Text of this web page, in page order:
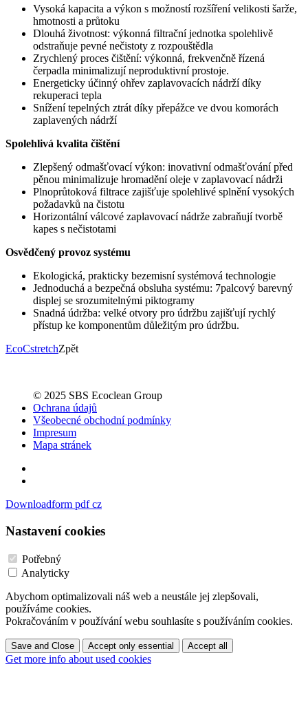
Vysoká kapacita a výkon s možností rozšíření velikosti šarže,
hmotnosti a průtoku
Dlouhá životnost: výkonná filtrační jednotka spolehlivě
odstraňuje pevné nečistoty z rozpouštědla
Zrychlený proces čištění: výkonná, frekvenčně řízená
čerpadla minimalizují neproduktivní prostoje.
Energeticky účinný ohřev zaplavovacích nádrží díky
rekuperaci tepla
Snížení tepelných ztrát díky přepážce ve dvou komorách
zaplavených nádrží
Spolehlivá kvalita čištění
Zlepšený odmašťovací výkon: inovativní odmašťování před
pěnou minimalizuje hromadění oleje v zaplavovací nádrži
Plnoprůtoková filtrace zajišťuje spolehlivé splnění vysokých
požadavků na čistotu
Horizontální válcové zaplavovací nádrže zabraňují tvorbě
kapes s nečistotami
Osvědčený provoz systému
Ekologická, prakticky bezemisní systémová technologie
Jednoduchá a bezpečná obsluha systému: 7palcový barevný
displej se srozumitelnými piktogramy
Snadná údržba: velké otvory pro údržbu zajišťují rychlý
přístup ke komponentům důležitým pro údržbu.
EcoCstretchZpět
© 2025 SBS Ecoclean Group
Ochrana údajů
Všeobecné obchodní podmínky
Impresum
Mapa stránek
Downloadform pdf cz
Nastavení cookies
Potřebný
Analyticky
Abychom optimalizovali náš web a neustále jej zlepšovali,
používáme cookies.
Pokračováním v používání webu souhlasíte s používáním cookies.
Save and Close Accept only essential Accept all
Get more info about used cookies